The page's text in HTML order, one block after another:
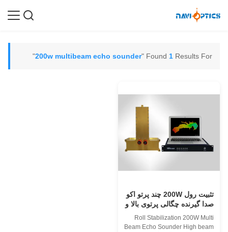
Found 1 Results For "
200w multibeam echo sounder
"
تثبیت رول 200W چند پرتو اکو
صدا گیرنده چگالی پرتوی بالا و
سرعت پینگ کوچک سازی
Roll Stabilization 200W Multi
Beam Echo Sounder High beam